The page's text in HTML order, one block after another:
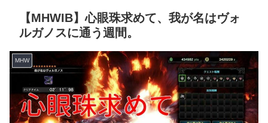
【MHWIB】心眼珠求めて、我が名はヴォ
ルガノスに通う週間。
MHW